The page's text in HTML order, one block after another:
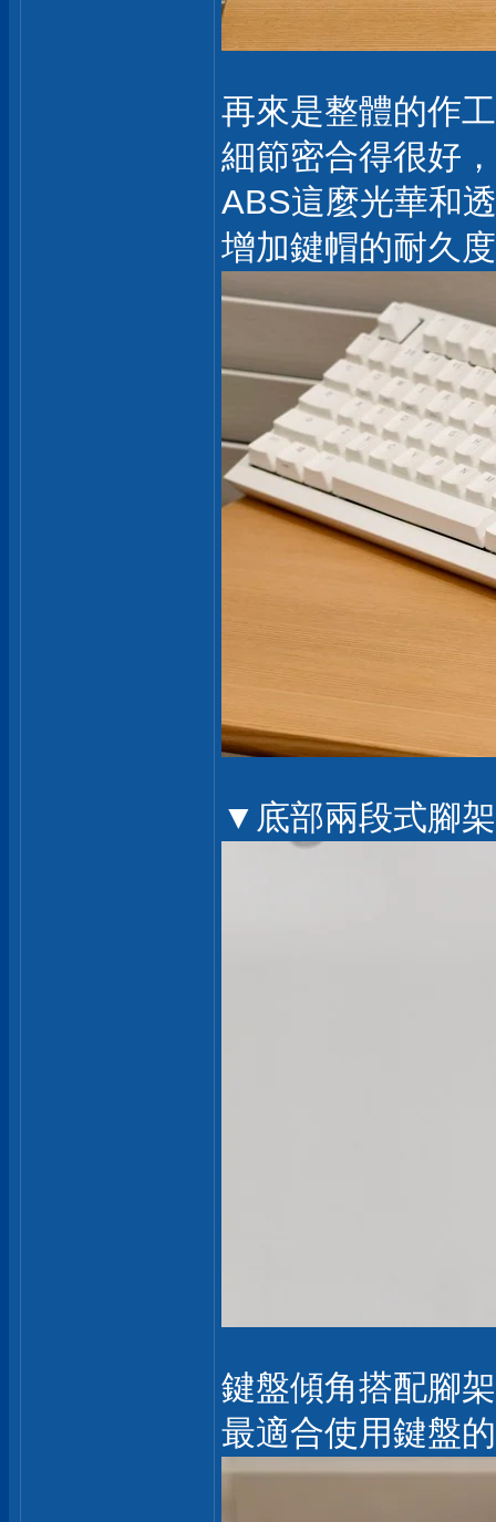
再來是整體的作
細節密合得很好
ABS這麼光華和
增加鍵帽的耐久度
▼底部兩段式腳
鍵盤傾角搭配腳
最適合使用鍵盤